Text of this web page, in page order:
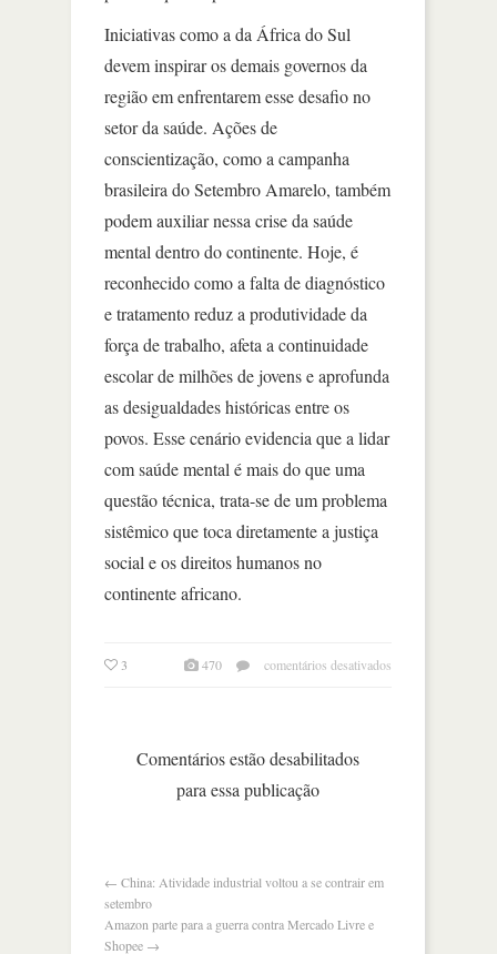
Iniciativas como a da África do Sul
devem inspirar os demais governos da
região em enfrentarem esse desafio no
setor da saúde. Ações de
conscientização, como a campanha
brasileira do Setembro Amarelo, também
podem auxiliar nessa crise da saúde
mental dentro do continente. Hoje, é
reconhecido como a falta de diagnóstico
e tratamento reduz a produtividade da
força de trabalho, afeta a continuidade
escolar de milhões de jovens e aprofunda
as desigualdades históricas entre os
povos. Esse cenário evidencia que a lidar
com saúde mental é mais do que uma
questão técnica, trata-se de um problema
sistêmico que toca diretamente a justiça
social e os direitos humanos no
continente africano.
3 470 comentários desativados
Comentários estão desabilitados
para essa publicação
← China: Atividade industrial voltou a se contrair em
setembro
Amazon parte para a guerra contra Mercado Livre e
Shopee →